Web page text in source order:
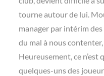
tourne autour de lui.
manager par intérim
du mal à nous
Heureusement, ce n’est
quelques-uns des